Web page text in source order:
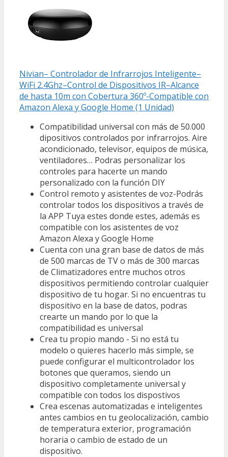
Nivian– Controlador de Infrarrojos Inteligente–
WiFi 2.4Ghz–Control de Dispositivos IR–Alcance
de hasta 10m con Cobertura 360º-Compatible con
Amazon Alexa y Google Home (1 Unidad)
Compatibilidad universal con más de 50.000
dipositivos controlados por infrarrojos. Aire
acondicionado, televisor, equipos de música,
ventiladores… Podras personalizar los
controles para hacerte un mando
personalizado con la función DIY
Control remoto y asistentes de voz-Podrás
controlar todos los dispositivos a través de
la APP Tuya estes donde estes, además es
compatible con los asistentes de voz
Amazon Alexa y Google Home
Cuenta con una gran base de datos de más
de 500 marcas de TV o más de 300 marcas
de Climatizadores entre muchos otros
dispositivos permitiendo controlar cualquier
dispositivo de tu hogar. Si no encuentras tu
dispositivo en la base de datos, podras
crearte un mando por lo que la
compatibilidad es universal
Crea tu propio mando - Si no está tu
modelo o quieres hacerlo más simple, se
puede configurar el multicontrolador los
botones que queramos, siendo un
dispositivo completamente universal y
compatible con todos los dispostivos
Crea escenas automatizadas e inteligentes
antes cambios en tu geolocalización, cambio
de temperatura exterior, programación
horaria o cambio de estado de un
dispositivo.